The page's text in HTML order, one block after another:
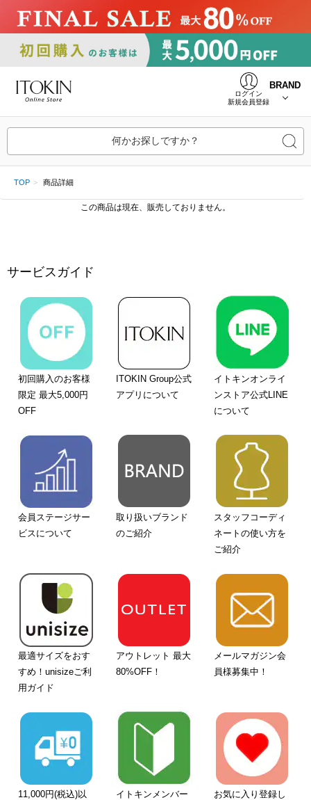
ログイン
新規会員登録
BRAND
何かお探しですか？
TOP 商品詳細
この商品は現在、販売しておりません。
サービスガイド
初回購入のお客様
限定 最大5,000円
OFF
ITOKIN Group公式
アプリについて
イトキンオンライ
ンストア公式LINE
について
会員ステージサー
ビスについて
取り扱いブランド
のご紹介
スタッフコーディ
ネートの使い方を
ご紹介
最適サイズをおす
すめ！unisizeご利
用ガイド
アウトレット 最大
80%OFF！
メールマガジン会
員様募集中！
11,000円(税込)以
イトキンメンバー
お気に入り登録し